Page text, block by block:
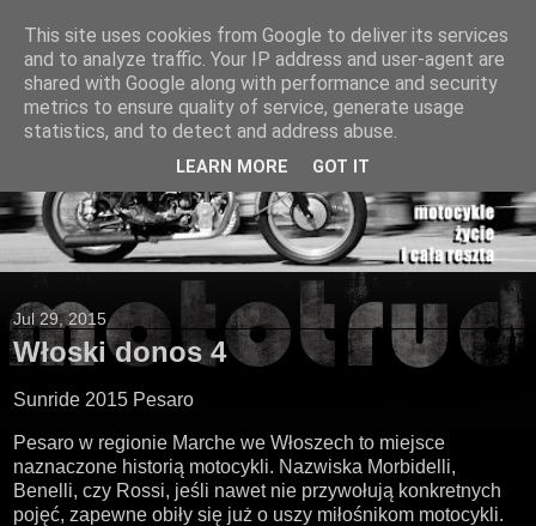
Jul 29, 2015
Włoski donos 4
Sunride 2015 Pesaro
Pesaro w regionie Marche we Włoszech to miejsce
naznaczone historią motocykli. Nazwiska Morbidelli,
Benelli, czy Rossi, jeśli nawet nie przywołują konkretnych
pojęć, zapewne obiły się już o uszy miłośnikom motocykli.
This site uses cookies from Google to deliver its services
and to analyze traffic. Your IP address and user-agent are
shared with Google along with performance and security
metrics to ensure quality of service, generate usage
statistics, and to detect and address abuse.
LEARN MORE GOT IT